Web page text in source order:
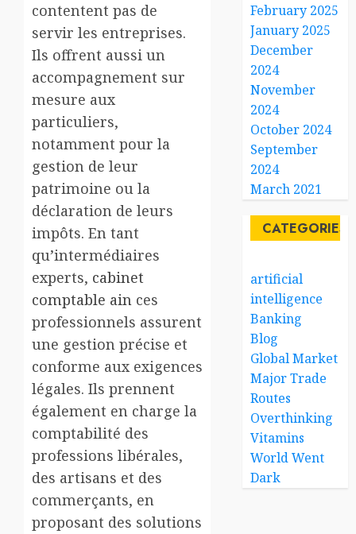
contentent pas de
servir les entreprises.
Ils offrent aussi un
accompagnement sur
mesure aux
particuliers,
notamment pour la
gestion de leur
patrimoine ou la
déclaration de leurs
impôts. En tant
qu’intermédiaires
experts, cabinet
comptable ain ces
professionnels assurent
une gestion précise et
conforme aux exigences
légales. Ils prennent
également en charge la
comptabilité des
professions libérales,
des artisans et des
commerçants, en
proposant des solutions
February 2025
January 2025
December
2024
November
2024
October 2024
September
2024
March 2021
CATEGORIES
artificial
intelligence
Banking
Blog
Global Market
Major Trade
Routes
Overthinking
Vitamins
World Went
Dark